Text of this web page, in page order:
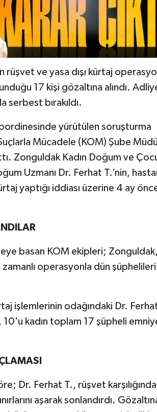
ve yasa dışı kürtaj
17 kişi gözaltına alındı.
serbest bırakıldı.
yürütülen soruşturma
Mücadele (KOM) Şube
Zonguldak Kadın Doğum ve
Uzmanı Dr. Ferhat T.’nin,
yaptığı iddiası üzerine 4 ay
basan KOM ekipleri;
operasyonla dün şüphelileri
işlemlerinin odağındaki Dr.
kadın toplam 17 şüpheli
Dr. Ferhat T., rüşvet karşılığında
aşarak sonlandırdı.